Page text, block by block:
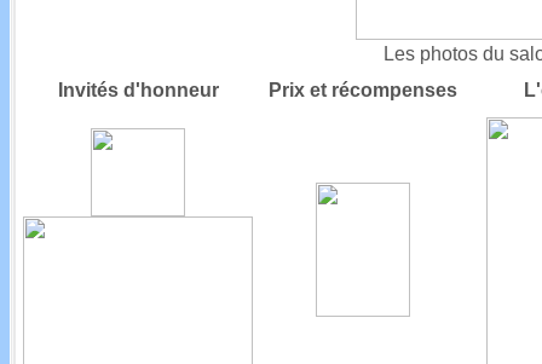
Les photos du
Invités d'honneur
Prix et récompenses